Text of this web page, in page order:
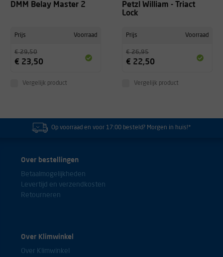
DMM Belay Master 2
Prijs Voorraad
€ 29,50
€ 23,50
Vergelijk product
Petzl William - Triact
Lock
Prijs Voorraad
€ 26,95
€ 22,50
Vergelijk product
Op voorraad en voor 17:00 besteld? Morgen in huis!*
Over bestellingen
Betaalmogelijkheden
Levertijd en verzendkosten
Retourneren
Over Klimwinkel
Over Klimwinkel